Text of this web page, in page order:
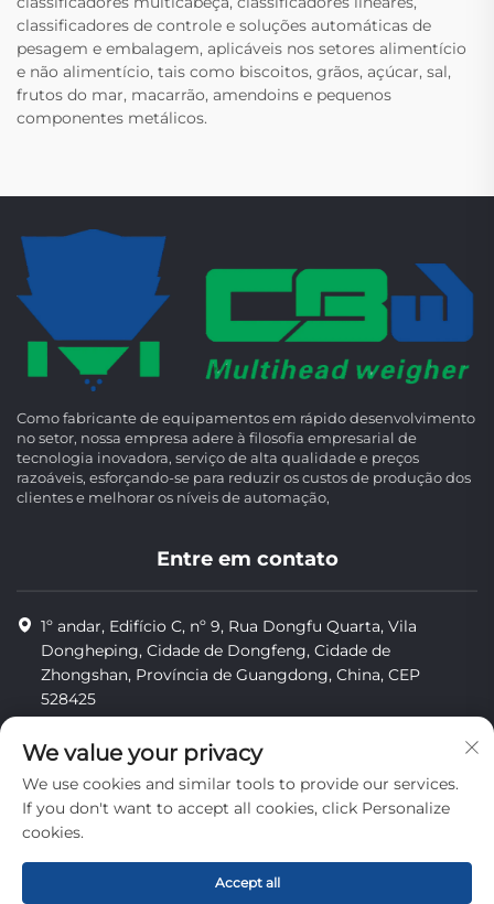
classificadores de controle e soluções automáticas de
pesagem e embalagem, aplicáveis nos setores alimentício
e não alimentício, tais como biscoitos, grãos, açúcar, sal,
frutos do mar, macarrão, amendoins e pequenos
componentes metálicos.
Como fabricante de equipamentos em rápido desenvolvimento
no setor, nossa empresa adere à filosofia empresarial de
tecnologia inovadora, serviço de alta qualidade e preços
razoáveis, esforçando-se para reduzir os custos de produção dos
clientes e melhorar os níveis de automação,
Entre em contato
1º andar, Edifício C, nº 9, Rua Dongfu Quarta, Vila
Dongheping, Cidade de Dongfeng, Cidade de
Zhongshan, Província de Guangdong, China, CEP
528425
[email protected]
privacidade
We value your privacy
We use cookies and similar tools to provide our services.
If you don't want to accept all cookies, click Personalize
cookies.
Accept all